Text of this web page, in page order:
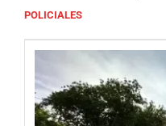
POLICIALES